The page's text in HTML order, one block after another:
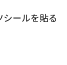
ールを貼る